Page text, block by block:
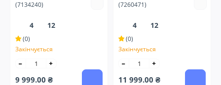
(7134240)
4 12
(0)
Закінчується
9 999.00 ₴
(7260471)
4 12
(0)
Закінчується
11 999.00 ₴